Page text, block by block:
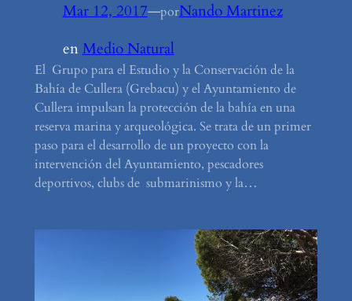
Mar 12, 2017—porNando Martinez
enMedio Natural
El Grupo para el Estudio y la Conservación de la
Bahía de Cullera (Grebacu) y el Ayuntamiento de
Cullera impulsan la protección de la bahía en una
reserva marina y arqueológica. Se trata de un primer
paso para el desarrollo de un proyecto con la
intervención del Ayuntamiento, pescadores
deportivos, clubs de submarinismo y la…